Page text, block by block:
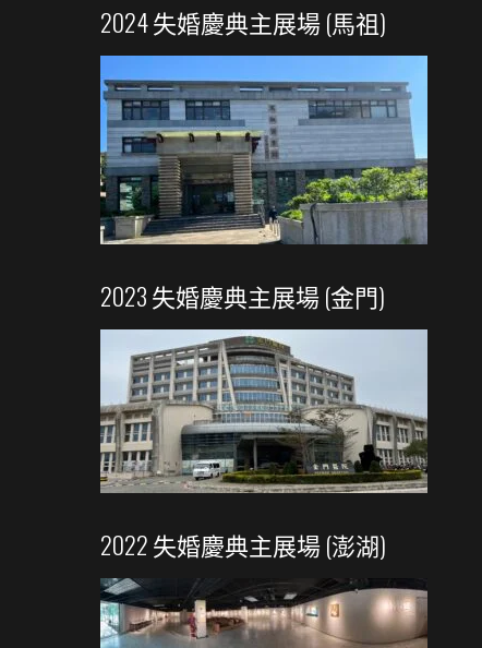
2024 失婚慶典主展場 (馬祖)
2023 失婚慶典主展場 (金門)
2022 失婚慶典主展場 (澎湖)